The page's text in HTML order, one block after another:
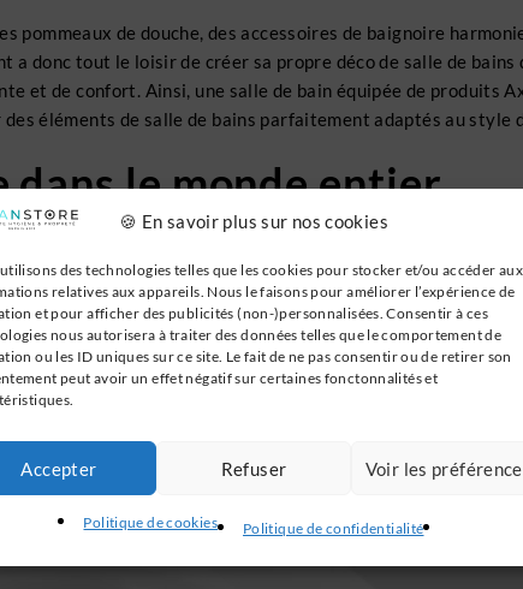
🍪 En savoir plus sur nos cookies
des technologies telles que les cookies pour stocker et/ou accéder aux
relatives aux appareils. Nous le faisons pour améliorer l’expérience de
et pour afficher des publicités (non-)personnalisées. Consentir à ces
nous autorisera à traiter des données telles que le comportement de
ou les ID uniques sur ce site. Le fait de ne pas consentir ou de retirer son
peut avoir un effet négatif sur certaines fonctonnalités et
Accepter Refuser Voir les
Politique de cookies Politique de confidentialité
pommeaux de douche, des accessoires de baignoire
a donc tout le loisir de créer sa propre déco de salle de
et de confort. Ainsi, une salle de bain équipée de produits
éléments de salle de bains parfaitement adaptés au style
dans le monde entier
pour la salle de bains
appartements de luxe situés en Suisse ou en Allemagne.
marché important en Chine où des immeubles d’exception